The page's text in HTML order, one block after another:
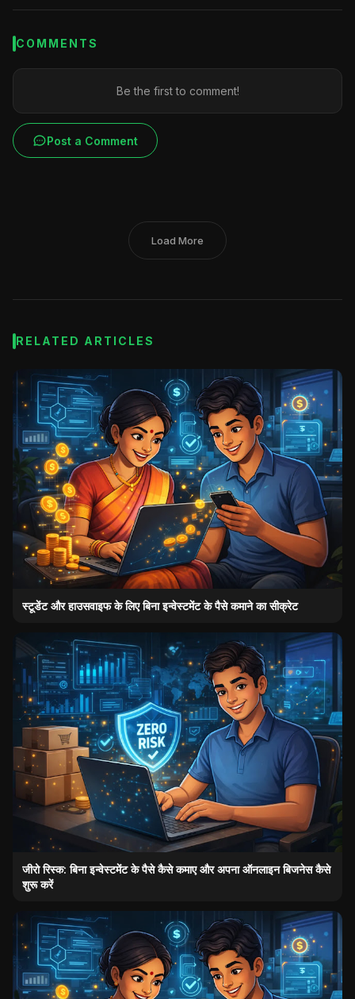
COMMENTS
Be the first to comment!
Post a Comment
Load More
RELATED ARTICLES
स्टूडेंट और हाउसवाइफ के लिए बिना इन्वेस्टमेंट के पैसे कमाने का सीक्रेट
जीरो रिस्क: बिना इन्वेस्टमेंट के पैसे कैसे कमाए और अपना ऑनलाइन बिजनेस कैसे
शुरू करें